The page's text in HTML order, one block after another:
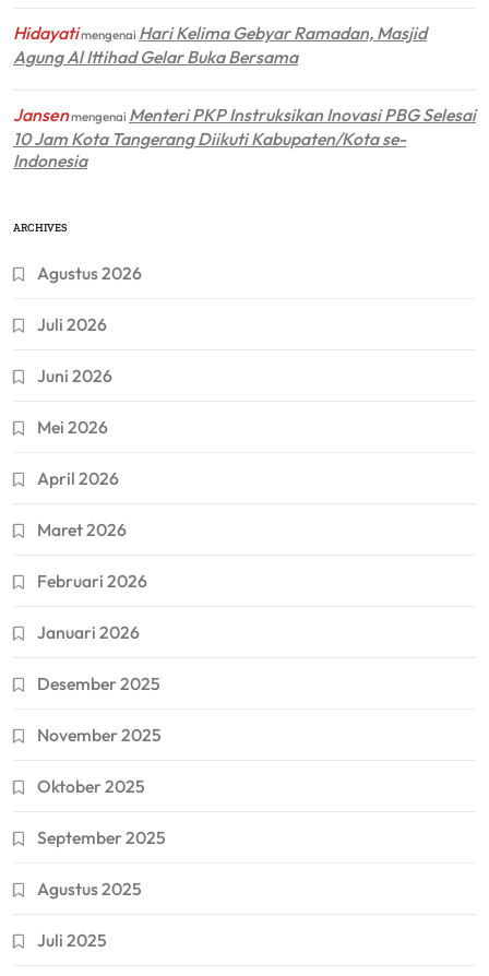
Hidayatimengenai Hari Kelima Gebyar Ramadan, Masjid
Agung Al Ittihad Gelar Buka Bersama
Jansenmengenai Menteri PKP Instruksikan Inovasi PBG Selesai
10 Jam Kota Tangerang Diikuti Kabupaten/Kota se-
Indonesia
ARCHIVES
Agustus 2026
Juli 2026
Juni 2026
Mei 2026
April 2026
Maret 2026
Februari 2026
Januari 2026
Desember 2025
November 2025
Oktober 2025
September 2025
Agustus 2025
Juli 2025